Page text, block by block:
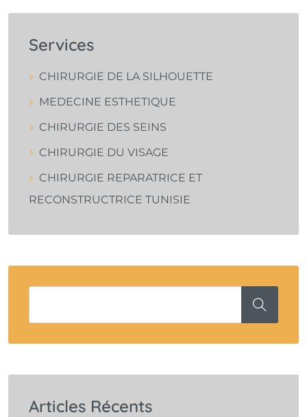
Services
CHIRURGIE DE LA SILHOUETTE
MEDECINE ESTHETIQUE
CHIRURGIE DES SEINS
CHIRURGIE DU VISAGE
CHIRURGIE REPARATRICE ET
RECONSTRUCTRICE TUNISIE
Articles Récents